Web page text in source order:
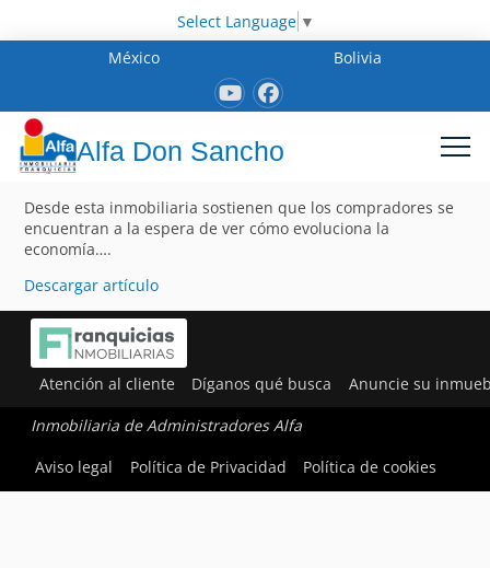
Select Language ▼
México
Bolivia
Alfa Don Sancho
Desde esta inmobiliaria sostienen que los compradores se
encuentran a la espera de ver cómo evoluciona la
economía….
Descargar artículo
Atención al cliente Díganos qué busca Anuncie su
Inmobiliaria de Administradores Alfa
Aviso legal
Política de Privacidad Política de cookies